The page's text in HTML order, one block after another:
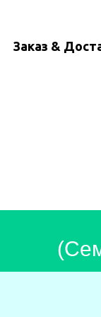
Заказ &